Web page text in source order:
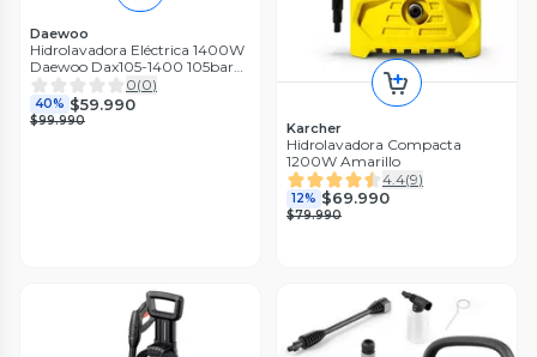
Daewoo
Hidrolavadora Eléctrica 1400W
Daewoo Dax105-1400 105bar
Accesorios
0(0)
40% $59.990
$99.990 Karcher
Hidrolavadora Compacta
1200W Amarillo
4.4(9)
12% $69.990
$79.990